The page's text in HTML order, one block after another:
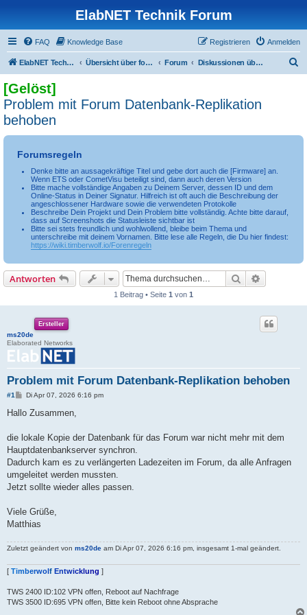
ElabNET Technik Forum
FAQ Knowledge Base Anmelden
Registrieren
ElabNET Technik Forum Übersicht über forum.timberwolf.io Forum Diskussionen über das Forum
[Gelöst]
Problem mit Forum Datenbank-Replikation
behoben
Forumsregeln
Denke bitte an aussagekräftige Titel und gebe dort auch die [Firmware] an.
Wenn ETS oder CometVisu beteiligt sind, dann auch deren Version
Bitte mache vollständige Angaben zu Deinem Server, dessen ID und dem
Online-Status in Deiner Signatur. Hilfreich ist oft auch die Beschreibung der
angeschlossener Hardware sowie die verwendeten Protokolle
Beschreibe Dein Projekt und Dein Problem bitte vollständig. Achte bitte darauf,
dass auf Screenshots die Statusleiste sichtbar ist
Bitte sei stets freundlich und wohlwollend, bleibe beim Thema und
unterschreibe mit deinem Vornamen. Bitte lese alle Regeln, die Du hier findest:
https://wiki.timberwolf.io/Forenregeln
Antworten Suche
1 Beitrag • Seite 1 von 1
Ersteller
ms20de
Elaborated Networks
Problem mit Forum Datenbank-Replikation behoben
#1
B
i
a
Di Apr 07, 2026 6:16 pm
Hallo Zusammen,
die lokale Kopie der Datenbank für das Forum war nicht mehr mit dem
Hauptdatenbankserver synchron.
Dadurch kam es zu verlängerten Ladezeiten im Forum, da alle Anfragen
umgeleitet werden mussten.
Jetzt sollte wieder alles passen.
Viele Grüße,
Matthias
Zuletzt geändert von ms20de am Di Apr 07, 2026 6:16 pm, insgesamt 1-mal geändert.
[ Timberwolf Entwicklung ]
TWS 2400 ID:102 VPN offen, Reboot auf Nachfrage
TWS 3500 ID:695 VPN offen, Bitte kein Reboot ohne Absprache